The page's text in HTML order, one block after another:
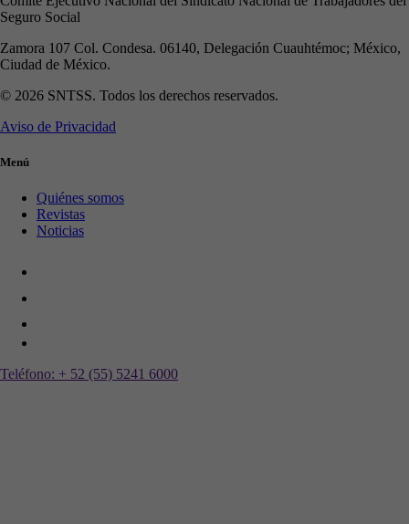
Seguro Social
Zamora 107 Col. Condesa. 06140, Delegación Cuauhtémoc; México,
Ciudad de México.
© 2026 SNTSS. Todos los derechos reservados.
Aviso de Privacidad
Menú
Quiénes somos
Revistas
Noticias
Teléfono: + 52 (55) 5241 6000